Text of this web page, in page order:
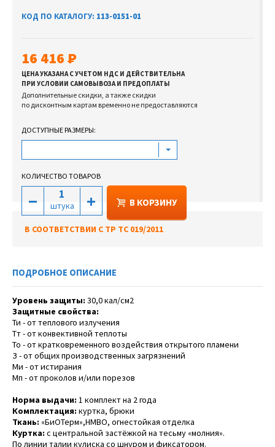
КОД ПО КАТАЛОГУ: 113-0151-01
16 416
ЦЕНА УКАЗАНА С УЧЕТОМ НДС И ДЕЙСТВИТЕЛЬНА
ПРИ УСЛОВИИ САМОВЫВОЗА И ПРЕДОПЛАТЫ
Дополнительные скидки, а также скидки
по дисконтным картам временно не предоставляются
ДОСТУПНЫЕ РАЗМЕРЫ:
КОЛИЧЕСТВО ТОВАРОВ
штука В КОРЗИНУ
В СООТВЕТСТВИИ С ТР ТС 019/2011
ПОДРОБНОЕ ОПИСАНИЕ
Уровень защиты: 30,0 кал/см2
Защитные свойства:
Ти - от теплового излучения
Тт - от конвективной теплоты
То - от кратковременного воздействия открытого пламени
З - от общих производственных загрязнений
Ми - от истирания
Мп - от проколов и/или порезов
Норма выдачи: 1 комплект на 2 года
Комплектация: куртка, брюки
Ткань: «БиОТерм»,НМВО, огнестойкая отделка
Куртка: с центральной застёжкой на тесьму «молния».
По линии талии кулиска со шнуром и фиксатором.